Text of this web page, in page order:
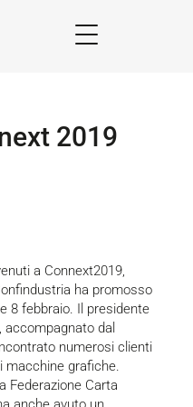
2019
a Connext2019,
ha promosso
8 febbraio. Il presidente
accompagnato dal
numerosi clienti
macchine grafiche.
Federazione Carta